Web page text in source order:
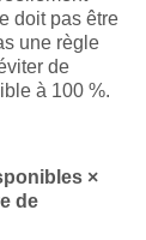
doit pas être
une règle
de
à 100 %.
×
de